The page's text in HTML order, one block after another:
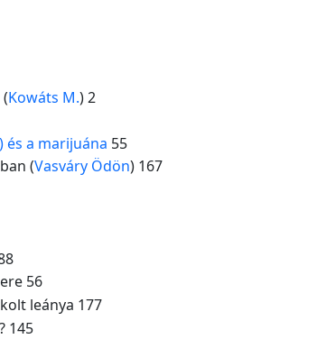
(Kowáts M.) 2
és a marijuána 55
(Vasváry Ödön) 167
56
leánya 177
145